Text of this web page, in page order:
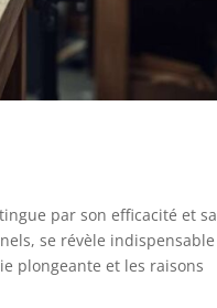
par son efficacité et sa
se révèle indispensable
plongeante et les raisons